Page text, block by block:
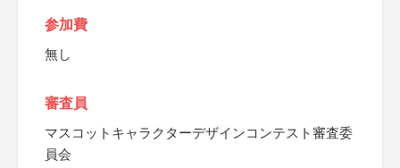
参加費
無し
審査員
マスコットキャラクターデザインコンテスト審査委
員会